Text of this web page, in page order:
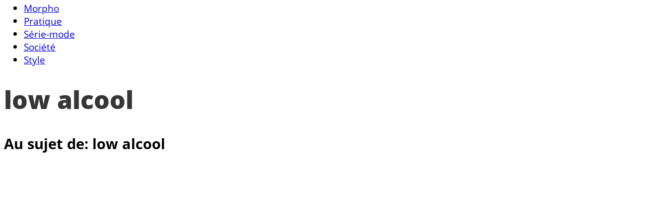
Morpho
Pratique
Série-mode
Société
Style
low alcool
Au sujet de: low alcool